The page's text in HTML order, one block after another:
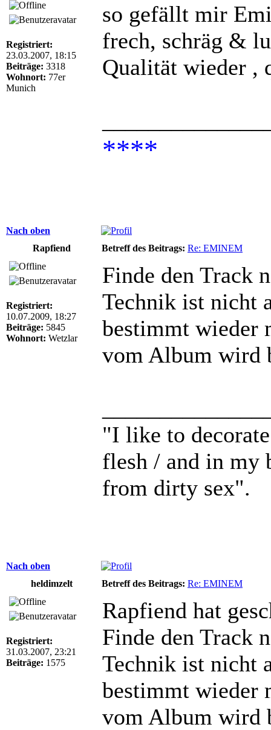
Registriert:
23.03.2007, 18:15
Beiträge: 3318
Wohnort: 77er
Munich
so gefällt mir
frech, schräg &
Qualität wieder ,
****
Nach oben
Rapfiend
Betreff des Beitrags: Re: EMINEM
Registriert:
10.07.2009, 18:27
Beiträge: 5845
Wohnort: Wetzlar
Finde den Track
Technik ist nicht
bestimmt wieder
vom Album wird
"I like to
flesh / and in my
from dirty sex".
Nach oben
heldimzelt
Betreff des Beitrags: Re: EMINEM
Registriert:
31.03.2007, 23:21
Beiträge: 1575
Rapfiend hat
Finde den Track
Technik ist nicht
bestimmt wieder
vom Album wird